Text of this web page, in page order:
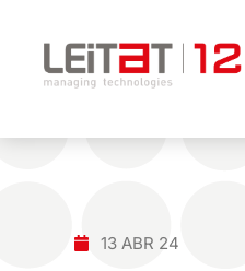
13 ABR 24